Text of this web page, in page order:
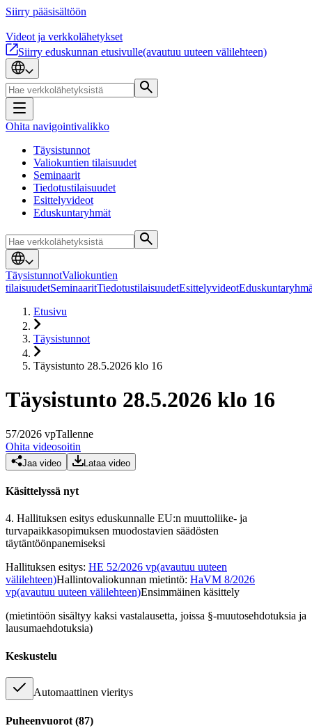
Siirry pääsisältöön
Videot ja verkkolähetykset
Siirry eduskunnan etusivulle(avautuu uuteen välilehteen)
Ohita navigointivalikko
Täysistunnot
Valiokuntien tilaisuudet
Seminaarit
Tiedotustilaisuudet
Esittelyvideot
Eduskuntaryhmät
TäysistunnotValiokuntien
tilaisuudetSeminaaritTiedotustilaisuudetEsittelyvideot
Etusivu
Täysistunnot
Täysistunto 28.5.2026 klo 16
Täysistunto 28.5.2026 klo 16
57/2026 vpTallenne
Ohita videosoitin
Jaa video Lataa video
Käsittelyssä nyt
4. Hallituksen esitys eduskunnalle EU:n muuttoliike- ja
turvapaikkasopimuksen muodostavien säädösten
täytäntöönpanemiseksi
Hallituksen esitys: HE 52/2026 vp(avautuu uuteen
välilehteen)Hallintovaliokunnan mietintö: HaVM 8/2026
vp(avautuu uuteen välilehteen)Ensimmäinen käsittely
(mietintöön sisältyy kaksi vastalausetta, joissa §-muutosehdotuksia ja
lausumaehdotuksia)
Keskustelu
Automaattinen vieritys
Puheenvuorot (87)